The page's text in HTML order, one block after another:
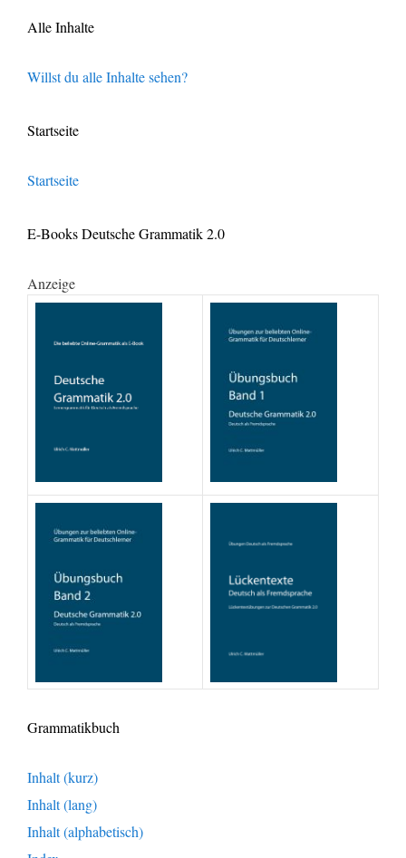
Alle Inhalte
Willst du alle Inhalte sehen?
Startseite
Startseite
E-Books Deutsche Grammatik 2.0
Anzeige
Grammatikbuch
Inhalt (kurz)
Inhalt (lang)
Inhalt (alphabetisch)